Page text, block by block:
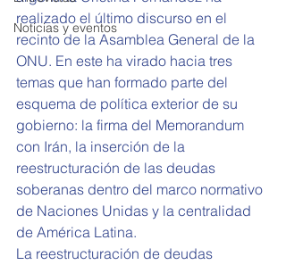
Noticias y eventos
realizado el último discurso en el
recinto de la Asamblea General de la
ONU. En este ha virado hacia tres
temas que han formado parte del
esquema de política exterior de su
gobierno: la firma del Memorandum
con Irán, la inserción de la
reestructuración de las deudas
soberanas dentro del marco normativo
de Naciones Unidas y la centralidad
de América Latina.
La reestructuración de deudas